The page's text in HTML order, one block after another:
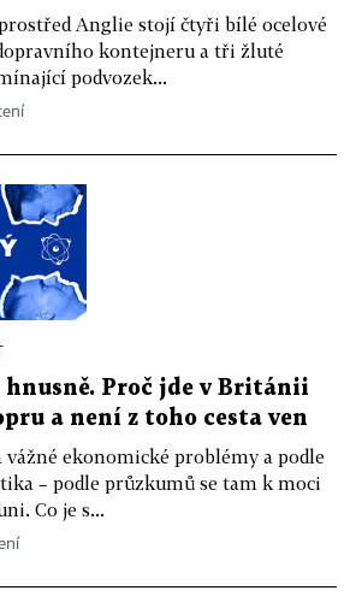
Anglie stojí čtyři bílé ocelové
kontejneru a tři žluté
podvozek...
hnusně. Proč jde v Británii
a není z toho cesta ven
ekonomické problémy a podle
– podle průzkumů se tam k moci
Co je s...